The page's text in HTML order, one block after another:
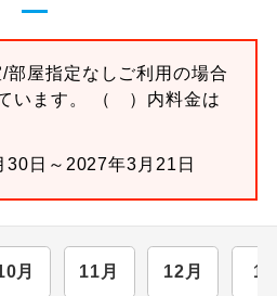
部屋指定なしご利用の場合
います。 （ ）内料金は
30日～2027年3月21日
月 11月 12月 1